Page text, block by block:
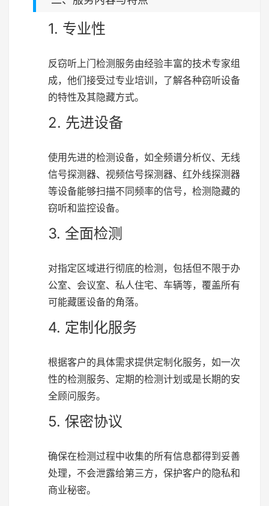
1. 专业性
反窃听上门检测服务由经验丰富的技术专家组
成，他们接受过专业培训，了解各种窃听设备
的特性及其隐藏方式。
2. 先进设备
使用先进的检测设备，如全频谱分析仪、无线
信号探测器、视频信号探测器、红外线探测器
等设备能够扫描不同频率的信号，检测隐藏的
窃听和监控设备。
3. 全面检测
对指定区域进行彻底的检测，包括但不限于办
公室、会议室、私人住宅、车辆等，覆盖所有
可能藏匿设备的角落。
4. 定制化服务
根据客户的具体需求提供定制化服务，如一次
性的检测服务、定期的检测计划或是长期的安
全顾问服务。
5. 保密协议
确保在检测过程中收集的所有信息都得到妥善
处理，不会泄露给第三方，保护客户的隐私和
商业秘密。